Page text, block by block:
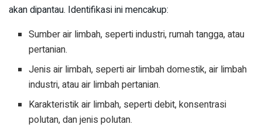
akan dipantau. Identifikasi ini mencakup:
Sumber air limbah, seperti industri, rumah tangga, atau
pertanian.
Jenis air limbah, seperti air limbah domestik, air limbah
industri, atau air limbah pertanian.
Karakteristik air limbah, seperti debit, konsentrasi
polutan, dan jenis polutan.